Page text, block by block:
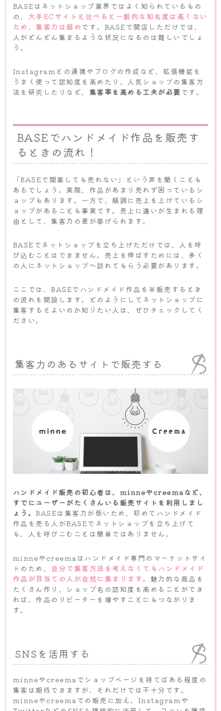
BASEはネットショップ業界ではよく知られているもの
の、 大手ECサイトと比べると一般的な知名度は高くない
ため、集客力は弱め です。BASEで開店しただけでは、
人がどんどん集まるような状況になるのは難しいでしょ
う。
Instagramとの連携やブログの作成など、拡張機能を
うまく使って認知度を高めたり、人気ショップの集客方
法を研究したりなど、 集客率を高める工夫が必要 です。
BASEでハンドメイド作品を販売す
るときの流れ！
「BASEで開業しても売れない」という声を聞くことも
あるでしょう。実際、作品があまり売れず困っているシ
ョップもあります。一方で、順調に売上を上げているシ
ョップがあることも事実です。売上に違いが生まれる理
由として、集客力の差が挙げられます。
BASEでネットショップを立ち上げただけでは、人を呼
び込むことはできません。売上を伸ばすためには、多く
の人にネットショップへ訪れてもらう必要があります。
ここでは、BASEでハンドメイド作品を半販売するとき
の流れを開設します。どのようにしてネットショップに
集客するとよいのか知りたい人は、ぜひチェックしてく
ださい。
集客力のあるサイトで販売する
ハンドメイド販売の初心者は、minneやcreemaなど、
すでにユーザーがたくさんいる販売サイトを利用しまし
ょう。 BASEは集客力が低いため、初めてハンドメイド
作品を売る人がBASEでネットショップを立ち上げて
も、人を呼びこむことは簡単ではありません。
minneやcreemaはハンドメイド専門のマーケットサイ
トのため、
自分で集客方法を考えなくてもハンドメイド
作品が目当ての人が自然に集まります。 魅力的な商品を
たくさん作り、ショップ名の認知度を高めることができ
れば、作品のリピーターを増やすことにもつながりま
す。
SNSを活用する
minneやcreemaでショップページを持てばある程度の
集客は期待できますが、それだけでは不十分です。
minneやcreemaでの販売に加え、Instagramや